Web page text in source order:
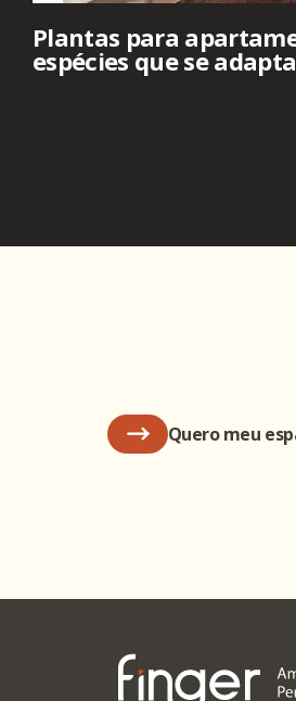
Plantas para
espécies que se
Quero meu